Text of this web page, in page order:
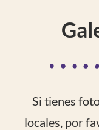
Si tienes
locales, por